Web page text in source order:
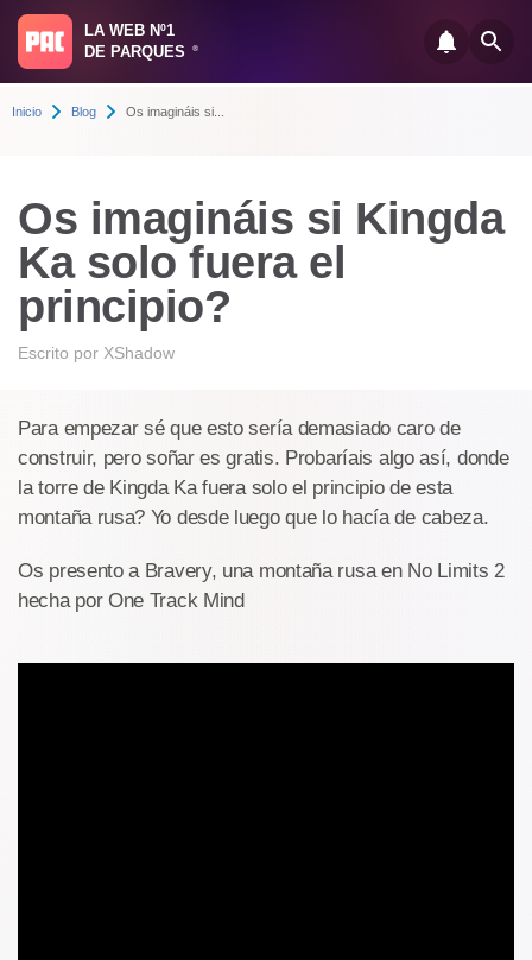
LA WEB Nº1
DE PARQUES
®
Inicio Blog Os imagináis si...
Os imagináis si Kingda
Ka solo fuera el
principio?
Escrito por XShadow
Para empezar sé que esto sería demasiado caro de
construir, pero soñar es gratis. Probaríais algo así, donde
la torre de Kingda Ka fuera solo el principio de esta
montaña rusa? Yo desde luego que lo hacía de cabeza.
Os presento a Bravery, una montaña rusa en No Limits 2
hecha por One Track Mind